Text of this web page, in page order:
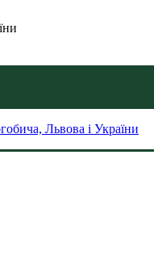
Львова і України